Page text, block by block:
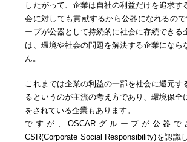
したがって、企業は自社の利益だけを追求す
会に対しても貢献するから公器になれるの
ープが公器として持続的に社会に存続できる
は、環境や社会の問題を解決する企業になら
ん。
これまでは企業の利益の一部を社会に還元す
るというのが主流の考え方であり、環境保全
をされている企業もあります。
ですが、OSCARグループが公器で
CSR(Corporate Social Responsibility)を認識